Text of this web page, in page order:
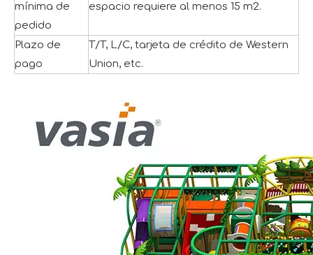
mínima de
pedido
espacio requiere al menos 15 m2.
Plazo de
pago
T/T, L/C, tarjeta de crédito de Western
Union, etc.